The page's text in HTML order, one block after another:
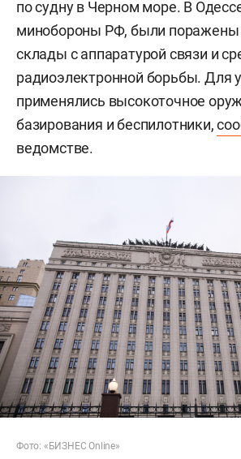
по судну в Черном море. В
минобороны РФ, были
склады с аппаратурой связи и
радиоэлектронной борьбы. Для
применялись высокоточное
базирования и беспилотники,
ведомстве.
Фото: «БИЗНЕС Online»